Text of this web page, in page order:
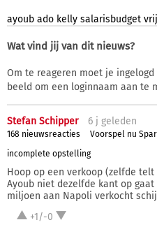
ayoub ado kelly salarisbudget
Wat vind jij van dit nieuws?
Om te reageren moet je
beeld om een loginnaam aan te
Stefan Schipper 6 j geleden
168 nieuwsreacties
Voorspel nu
incomplete opstelling
Hoop op een verkoop (zelfde
Ayoub niet dezelfde kant op
miljoen aan Napoli verkocht
+1/-0